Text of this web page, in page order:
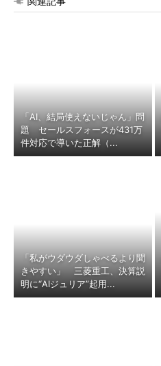
「AI、結局使えないじゃん」問
題 セールスフォースが431万
件対応で導いた正解（...
「私がウダウダしゃべるより聞
きやすい」 三菱重工、決算説
明に“AIジュリア”起用...